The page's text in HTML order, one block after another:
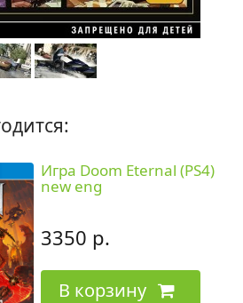
Игра Doom Eternal (PS4)
new eng
3350 р.
В корзину